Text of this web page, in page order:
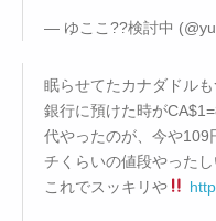
— ゆここ??検討中
眠らせてたカナダドルも
銀行に預けた時が
代やったのが、今や109
チくらいの値段やったし
これでスッキリや